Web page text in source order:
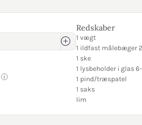
Redskaber
1 vægt
1 ildfast målebæger
1 ske
1 lysbeholder i glas
1 pind/træspatel
1 saks
lim